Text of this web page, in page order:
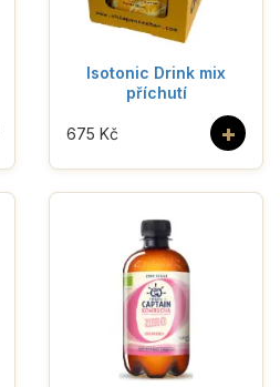
Isotonic Drink mix
příchutí
+
675 Kč